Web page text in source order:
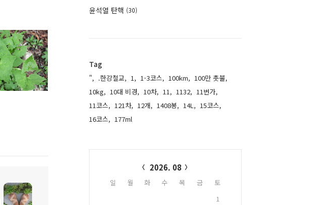
윤석열 탄핵 (30)
Tag
", .한강철교, 1, 1-3코스, 100km, 100만 촛불,
10kg, 10대 비경, 10차, 11, 1132, 11번가,
11코스, 121차, 12개, 1408봉, 14L, 15코스,
16코스, 177ml,
2026. 08
일 월 화 수 목 금
토
1